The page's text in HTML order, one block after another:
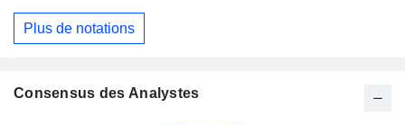
Plus de notations
Consensus des Analystes